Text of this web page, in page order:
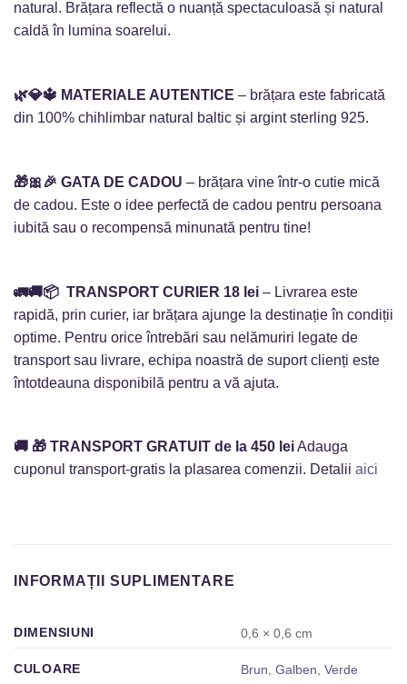
natural. Brățara reflectă o nuanță spectaculoasă și natural
caldă în lumina soarelui.
🌿💎🔱 MATERIALE AUTENTICE – brățara este fabricată
din 100% chihlimbar natural baltic și argint sterling 925.
🎁🎀🎉 GATA DE CADOU – brățara vine într-o cutie mică
de cadou. Este o idee perfectă de cadou pentru persoana
iubită sau o recompensă minunată pentru tine!
🚛🚚📦 TRANSPORT CURIER 18 lei – Livrarea este
rapidă, prin curier, iar brățara ajunge la destinație în condiții
optime. Pentru orice întrebări sau nelămuriri legate de
transport sau livrare, echipa noastră de suport clienți este
întotdeauna disponibilă pentru a vă ajuta.
🚚 🎁 TRANSPORT GRATUIT de la 450 leiAdauga
cuponul transport-gratis la plasarea comenzii. Detalii aici
INFORMAȚII SUPLIMENTARE
DIMENSIUNI 0,6 × 0,6 cm
CULOARE Brun,Galben,Verde